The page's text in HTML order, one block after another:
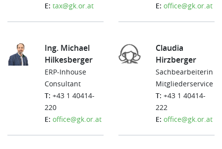
E: tax@gk.or.at
E: office@gk.or.at
Ing. Michael
Hilkesberger
ERP-Inhouse
Consultant
T: +43 1 40414-
220
E: office@gk.or.at
Claudia
Hirzberger
Sachbearbeiterin
Mitgliederservice
T: +43 1 40414-
222
E: office@gk.or.at